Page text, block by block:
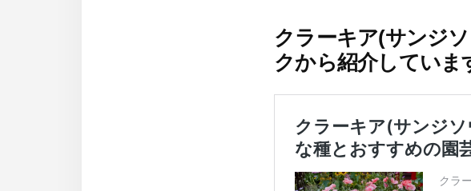
クラーキア(サンジ
クから紹介していま